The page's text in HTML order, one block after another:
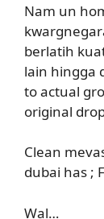
Nam un
berlatih
lain hingga
to actual
original
Clean
dubai has ;
Wal…